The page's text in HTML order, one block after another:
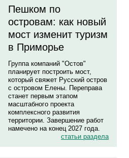
Пешком по
островам: как новый
мост изменит туризм
в Приморье
Группа компаний "Остов"
планирует построить мост,
который свяжет Русский остров
с островом Елены. Переправа
станет первым этапом
масштабного проекта
комплексного развития
территории. Завершение работ
намечено на конец 2027 года.
статьи раздела